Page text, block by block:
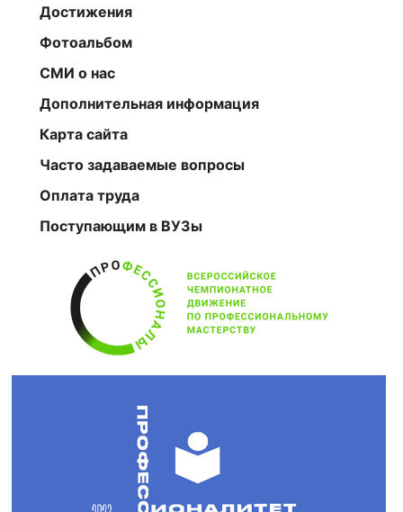
Достижения
Фотоальбом
СМИ о нас
Дополнительная информация
Карта сайта
Часто задаваемые вопросы
Оплата труда
Поступающим в ВУЗы